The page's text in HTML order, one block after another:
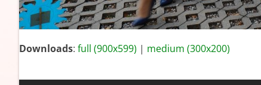
Downloads: full (900x599) | medium (300x200)